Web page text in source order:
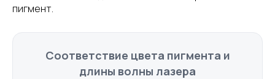
пигмент.
Соответствие цвета пигмента и
длины волны лазера